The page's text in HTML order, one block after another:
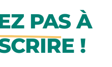
PAS À
!